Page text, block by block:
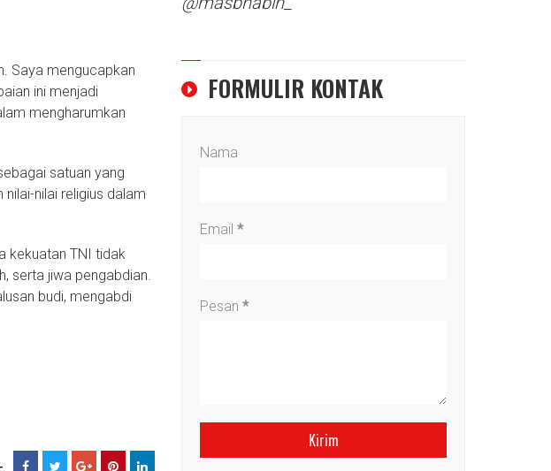
Saya mengucapkan
ini menjadi
mengharumkan
satuan yang
nilai religius dalam
kekuatan TNI tidak
serta jiwa pengabdian.
budi, mengabdi
FORMULIR KONTAK
Nama
Email *
Pesan *